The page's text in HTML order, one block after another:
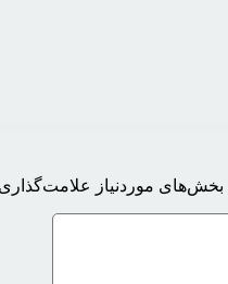
بخش‌های موردنیاز